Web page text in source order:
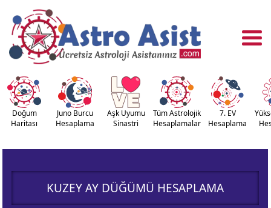
Doğum
Haritası
Juno Burcu
Hesaplama
Aşk Uyumu
Sinastri
Tüm Astrolojik
Hesaplamalar
7. EV
Hesaplama
KUZEY AY DÜĞÜMÜ HESAPLAMA